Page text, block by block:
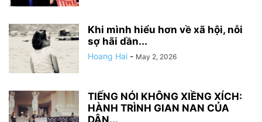
Khi mình hiểu hơn về xã hội, nỗi
sợ hãi dần...
Hoang Hai - May 2, 2026
TIẾNG NÓI KHÔNG XIỀNG XÍCH:
HÀNH TRÌNH GIAN NAN CỦA
DÂN...